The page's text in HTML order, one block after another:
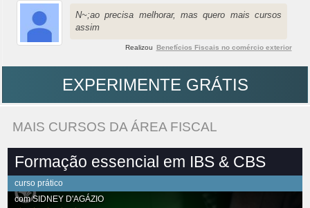
N~;ao precisa melhorar, mas quero mais cursos
assim
Realizou Benefícios Fiscais no comércio exterior
EXPERIMENTE GRÁTIS
MAIS CURSOS DA ÁREA FISCAL
Formação essencial em IBS & CBS
curso prático
comSIDNEY D'AGÁZIO